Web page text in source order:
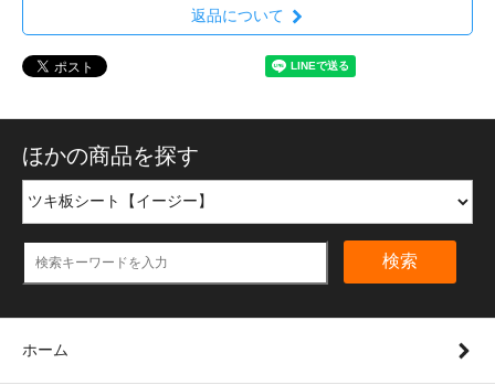
返品について
ほかの商品を探す
検索
ホーム